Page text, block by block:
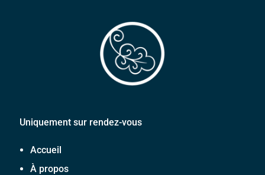
Uniquement sur rendez-vous
Accueil
À propos